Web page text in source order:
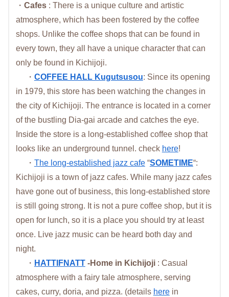
・ Cafes: There is a unique culture and artistic
atmosphere, which has been fostered by the coffee
shops. Unlike the coffee shops that can be found in
every town, they all have a unique character that can
only be found in Kichijoji.
・ COFFEE HALL Kugutsusou: Since its opening
in 1979, this store has been watching the changes in
the city of Kichijoji. The entrance is located in a corner
of the bustling Dia-gai arcade and catches the eye.
Inside the store is a long-established coffee shop that
looks like an underground tunnel. check here!
・ The long-established jazz cafe“SOMETIME“:
Kichijoji is a town of jazz cafes. While many jazz cafes
have gone out of business, this long-established store
is still going strong. It is not a pure coffee shop, but it is
open for lunch, so it is a place you should try at least
once. Live jazz music can be heard both day and
night.
・ HATTIFNATT-Home in Kichijoji: Casual
atmosphere with a fairy tale atmosphere, serving
cakes, curry, doria, and pizza. (details herein